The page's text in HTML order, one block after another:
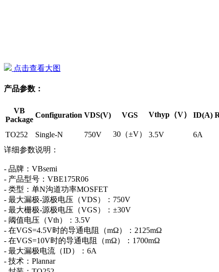
点击查看大图
产品参数：
VB
Package
Configuration VDS(V) VGS Vthyp（V） ID(A)
TO252 Single-N 750V 30（±V） 3.5V
6A
详细参数说明：
- 品牌：VBsemi
- 产品型号：VBE175R06
- 类型：单N沟道功率MOSFET
- 最大漏极-源极电压（VDS）：750V
- 最大栅极-源极电压（VGS）：±30V
- 阈值电压（Vth）：3.5V
- 在VGS=4.5V时的导通电阻（mΩ）：2125mΩ
- 在VGS=10V时的导通电阻（mΩ）：1700mΩ
- 最大漏极电流（ID）：6A
- 技术：Plannar